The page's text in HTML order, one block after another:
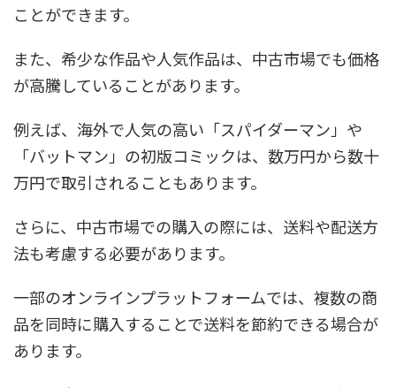
ことができます。
また、希少な作品や人気作品は、中古市場でも価格
が高騰していることがあります。
例えば、海外で人気の高い「スパイダーマン」や
「バットマン」の初版コミックは、数万円から数十
万円で取引されることもあります。
さらに、中古市場での購入の際には、送料や配送方
法も考慮する必要があります。
一部のオンラインプラットフォームでは、複数の商
品を同時に購入することで送料を節約できる場合が
あります。